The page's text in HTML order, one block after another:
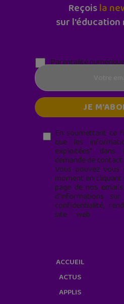
Reçoisla
sur
Parentalité
En soumettant ce
que les
exploitées*
demande de contact.
Vous pouvez
moment en cliquant
page de nos
d'informations
confidentialité,
site web
ACCUEIL
ACTUS
APPLIS